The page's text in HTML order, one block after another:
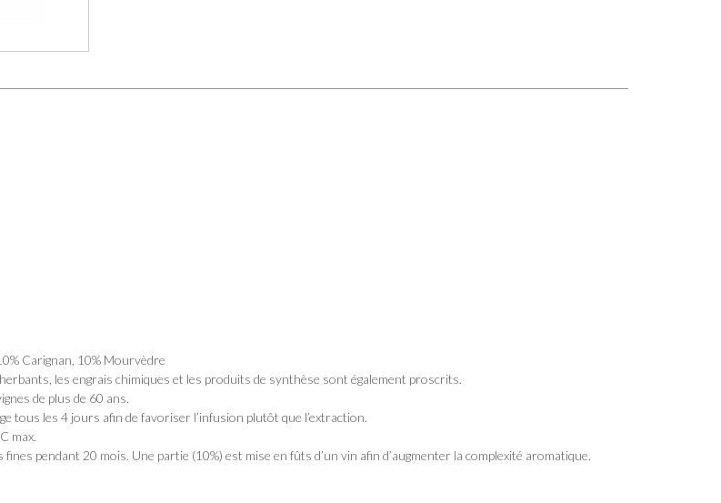
Carignan, 10% Mourvèdre
les engrais chimiques et les produits de synthèse sont également proscrits.
de plus de 60 ans.
tous les 4 jours afin de favoriser l’infusion plutôt que l’extraction.
max.
fines pendant 20 mois. Une partie (10%) est mise en fûts d’un vin afin d’augmenter la complexité aromatique.